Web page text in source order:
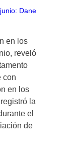
en los
reveló
con
en los
la
el
de